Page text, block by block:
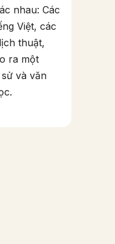
nhau: Các
Việt, các
thuật,
ra một
và văn